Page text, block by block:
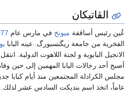
الڤاتيكان
عُين رئيس أساقفة ميونخ في مارس عام
الفخرية من جامعة ريگنسبورگ. عينه البابا
الانجيل البابوية و لجنة اللاهوت الدولية.
أصبح أحد رجالات البابا المهمين إلى حين
عاماً، اتخذ اسم بنديكت السادس عشر لذلك.